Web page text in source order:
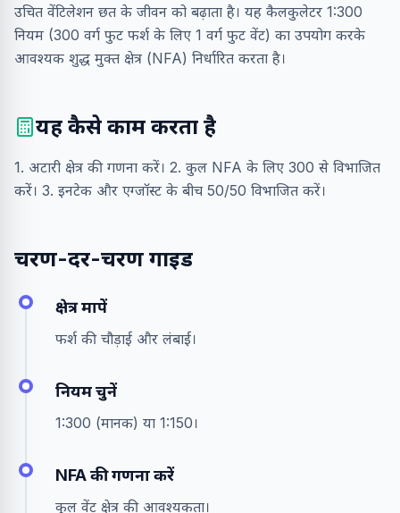
उचित वेंटिलेशन छत के जीवन को बढ़ाता है। यह कैलकुलेटर 1:300
नियम (300 वर्ग फुट फर्श के लिए 1 वर्ग फुट वेंट) का उपयोग करके
आवश्यक शुद्ध मुक्त क्षेत्र (NFA) निर्धारित करता है।
यह कैसे काम करता है
1. अटारी क्षेत्र की गणना करें। 2. कुल NFA के लिए 300 से विभाजित
करें। 3. इनटेक और एग्जॉस्ट के बीच 50/50 विभाजित करें।
चरण-दर-चरण गाइड
क्षेत्र मापें
फर्श की चौड़ाई और लंबाई।
नियम चुनें
1:300 (मानक) या 1:150।
NFA की गणना करें
कुल वेंट क्षेत्र की आवश्यकता।